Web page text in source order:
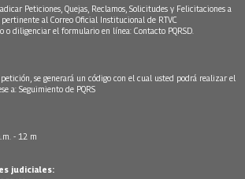
Peticiones, Quejas, Reclamos, Solicitudes y Felicitaciones a
al Correo Oficial Institucional de RTVC
o diligenciar el formulario en línea: Contacto PQRSD.
se generará un código con el cual usted podrá realizar el
a: Seguimiento de PQRS
- 12 m
judiciales: